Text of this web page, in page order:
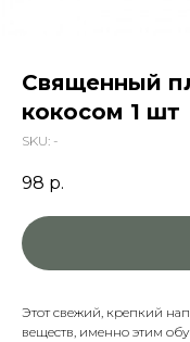
Священный
кокосом 1 шт
SKU: -
98 р.
Этот свежий, крепкий
веществ, именно этим